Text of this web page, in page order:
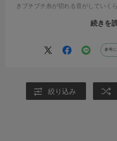
きブチブチ糸が切れる音がしていく
れなのでめりはりある方はもっと大
続きを
参考に
絞り込み